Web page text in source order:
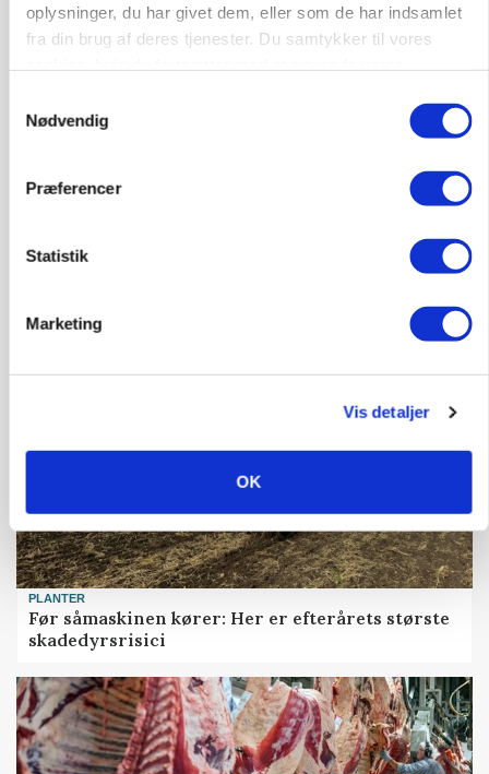
oplysninger, du har givet dem, eller som de har indsamlet
fra din brug af deres tjenester. Du samtykker til vores
Nødvendig
Præferencer
Statistik
Marketing
Vis detaljer
OK
PLANTER
Før såmaskinen kører: Her er efterårets største
skadedyrsrisici